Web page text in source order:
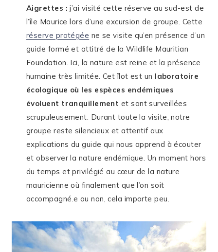
Aigrettes : j’ai visité cette réserve au sud-est de
l’île Maurice lors d’une excursion de groupe. Cette
réserve protégée ne se visite qu’en présence d’un
guide formé et attitré de la Wildlife Mauritian
Foundation. Ici, la nature est reine et la présence
humaine très limitée. Cet îlot est un laboratoire
écologique où les espèces endémiques
évoluent tranquillement et sont surveillées
scrupuleusement. Durant toute la visite, notre
groupe reste silencieux et attentif aux
explications du guide qui nous apprend à écouter
et observer la nature endémique. Un moment hors
du temps et privilégié au cœur de la nature
mauricienne où finalement que l’on soit
accompagné.e ou non, cela importe peu.